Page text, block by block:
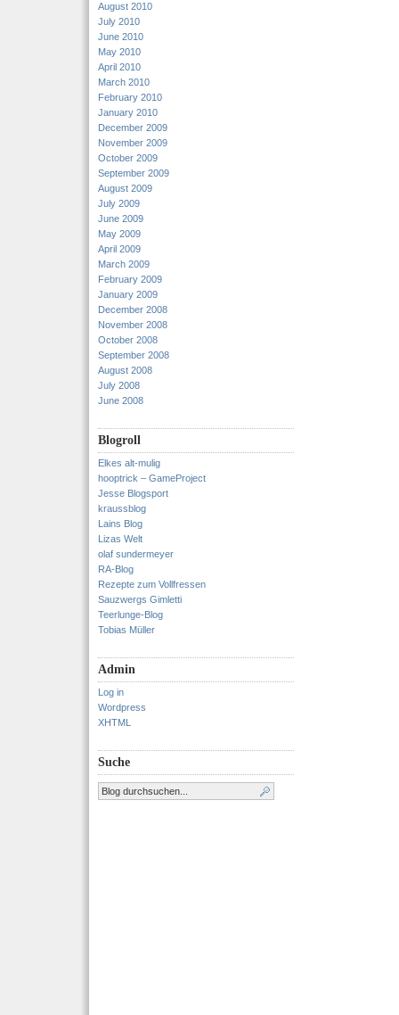
August 2010
July 2010
June 2010
May 2010
April 2010
March 2010
February 2010
January 2010
December 2009
November 2009
October 2009
September 2009
August 2009
July 2009
June 2009
May 2009
April 2009
March 2009
February 2009
January 2009
December 2008
November 2008
October 2008
September 2008
August 2008
July 2008
June 2008
Blogroll
Elkes alt-mulig
hooptrick – GameProject
Jesse Blogsport
kraussblog
Lains Blog
Lizas Welt
olaf sundermeyer
RA-Blog
Rezepte zum Vollfressen
Sauzwergs Gimletti
Teerlunge-Blog
Tobias Müller
Admin
Log in
Wordpress
XHTML
Suche